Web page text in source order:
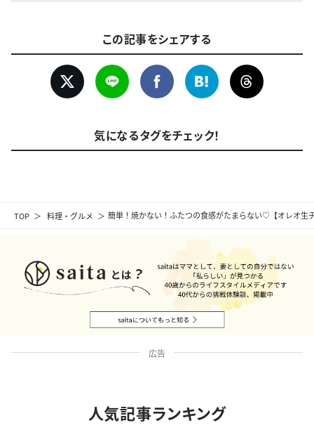
TOP 料理・グルメ 簡単！焼かない！ふたつの食感がたまらない♡【オレオ生
この記事をシェアする
気になるタグをチェック！
広告
人気記事ランキング